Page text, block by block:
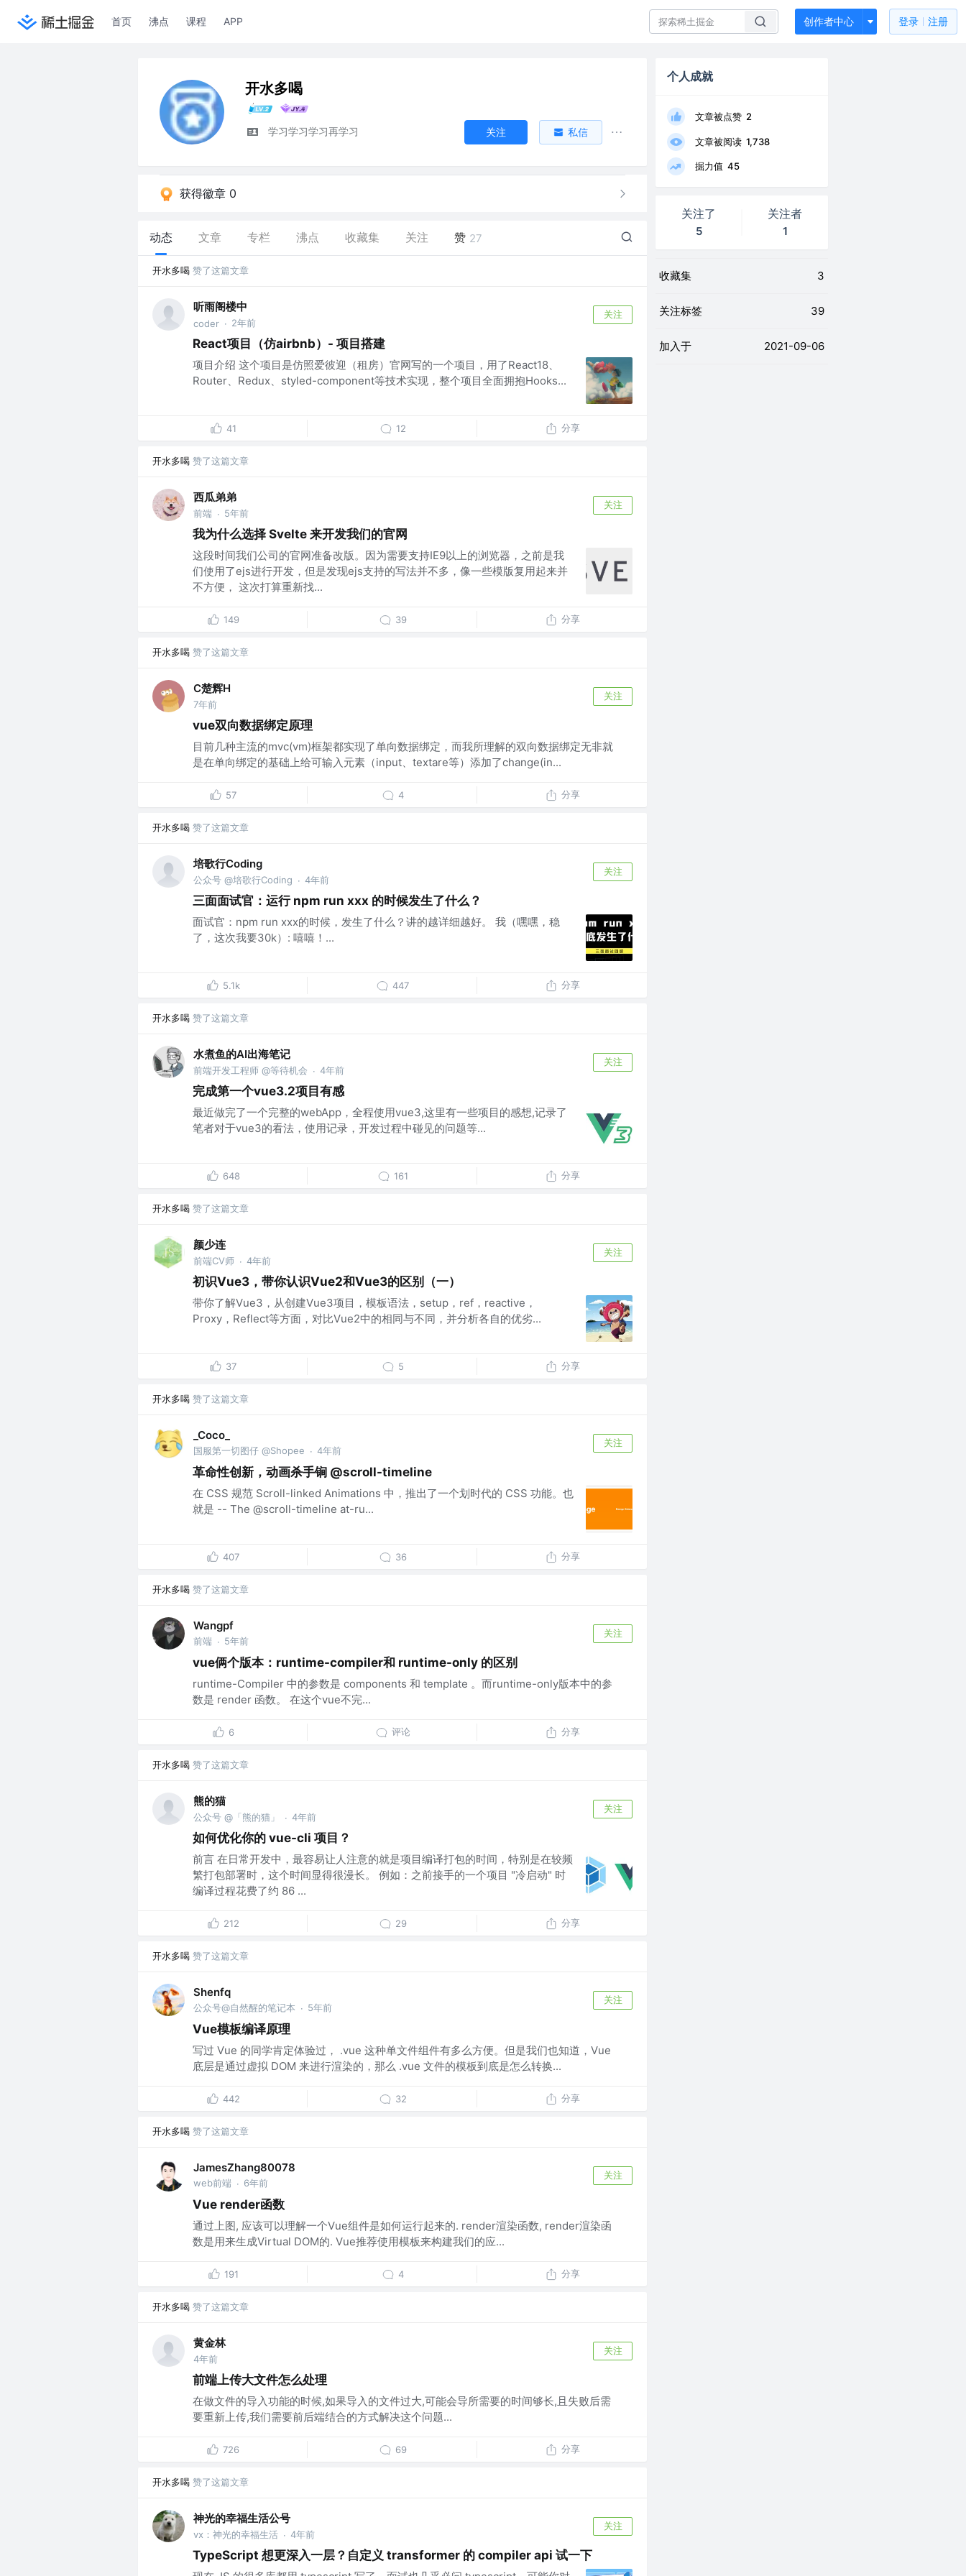
首页 沸点 课程 APP 创作者中心 登录 注册
开水多喝
学习学习学习再学习 关注 私信
获得徽章 0
动态 文章 专栏 沸点 收藏集 关注 赞 27
开水多喝 赞了这篇文章
听雨阁楼中
coder · 2年前
关注
React项目（仿airbnb）- 项目搭建
项目介绍 这个项目是仿照爱彼迎（租房）官网写的一个项目，用了React18、
Router、Redux、styled-component等技术实现，整个项目全面拥抱Hooks...
41 12 分享
开水多喝 赞了这篇文章
西瓜弟弟
前端 · 5年前
关注
我为什么选择 Svelte 来开发我们的官网
这段时间我们公司的官网准备改版。因为需要支持IE9以上的浏览器，之前是我
们使用了ejs进行开发，但是发现ejs支持的写法并不多，像一些模版复用起来并
不方便， 这次打算重新找...
149 39 分享
开水多喝 赞了这篇文章
C楚辉H
7年前
关注
vue双向数据绑定原理
目前几种主流的mvc(vm)框架都实现了单向数据绑定，而我所理解的双向数据绑定无非就
是在单向绑定的基础上给可输入元素（input、textare等）添加了change(in...
57 4 分享
开水多喝 赞了这篇文章
培歌行Coding
公众号 @培歌行Coding · 4年前
关注
三面面试官：运行 npm run xxx 的时候发生了什么？
面试官：npm run xxx的时候，发生了什么？讲的越详细越好。 我（嘿嘿，稳
了，这次我要30k）: 嘻嘻！...
5.1k 447 分享
开水多喝 赞了这篇文章
水煮鱼的AI出海笔记
前端开发工程师 @等待机会 · 4年前
关注
完成第一个vue3.2项目有感
最近做完了一个完整的webApp，全程使用vue3,这里有一些项目的感想,记录了
笔者对于vue3的看法，使用记录，开发过程中碰见的问题等...
648 161 分享
开水多喝 赞了这篇文章
颜少连
前端CV师 · 4年前
关注
初识Vue3，带你认识Vue2和Vue3的区别（一）
带你了解Vue3，从创建Vue3项目，模板语法，setup，ref，reactive，
Proxy，Reflect等方面，对比Vue2中的相同与不同，并分析各自的优劣...
37 5 分享
开水多喝 赞了这篇文章
_Coco_
国服第一切图仔 @Shopee · 4年前
关注
革命性创新，动画杀手锏 @scroll-timeline
在 CSS 规范 Scroll-linked Animations 中，推出了一个划时代的 CSS 功能。也
就是 -- The @scroll-timeline at-ru...
407 36 分享
开水多喝 赞了这篇文章
Wangpf
前端 · 5年前
关注
vue俩个版本：runtime-compiler和 runtime-only 的区别
runtime-Compiler 中的参数是 components 和 template 。而runtime-only版本中的参
数是 render 函数。 在这个vue不完...
6 评论 分享
开水多喝 赞了这篇文章
熊的猫
公众号 @「熊的猫」 · 4年前
关注
如何优化你的 vue-cli 项目？
前言 在日常开发中，最容易让人注意的就是项目编译打包的时间，特别是在较频
繁打包部署时，这个时间显得很漫长。 例如：之前接手的一个项目 "冷启动" 时
编译过程花费了约 86 ...
212 29 分享
开水多喝 赞了这篇文章
Shenfq
公众号@自然醒的笔记本 · 5年前
关注
Vue模板编译原理
写过 Vue 的同学肯定体验过， .vue 这种单文件组件有多么方便。但是我们也知道，Vue
底层是通过虚拟 DOM 来进行渲染的，那么 .vue 文件的模板到底是怎么转换...
442 32 分享
开水多喝 赞了这篇文章
JamesZhang80078
web前端 · 6年前
关注
Vue render函数
通过上图, 应该可以理解一个Vue组件是如何运行起来的. render渲染函数, render渲染函
数是用来生成Virtual DOM的. Vue推荐使用模板来构建我们的应...
191 4 分享
开水多喝 赞了这篇文章
黄金林
4年前
关注
前端上传大文件怎么处理
在做文件的导入功能的时候,如果导入的文件过大,可能会导所需要的时间够长,且失败后需
要重新上传,我们需要前后端结合的方式解决这个问题...
726 69 分享
开水多喝 赞了这篇文章
神光的幸福生活公号
vx：神光的幸福生活 · 4年前
关注
TypeScript 想更深入一层？自定义 transformer 的 compiler api 试一下
个人成就
文章被点赞 2
文章被阅读 1,738
掘力值 45
关注了
5
关注者
1
收藏集 3
关注标签 39
加入于 2021-09-06